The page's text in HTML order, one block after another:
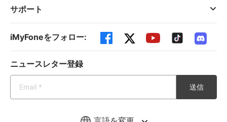
サポート
iMyFoneをフォロー:
ニュースレター登録
送信